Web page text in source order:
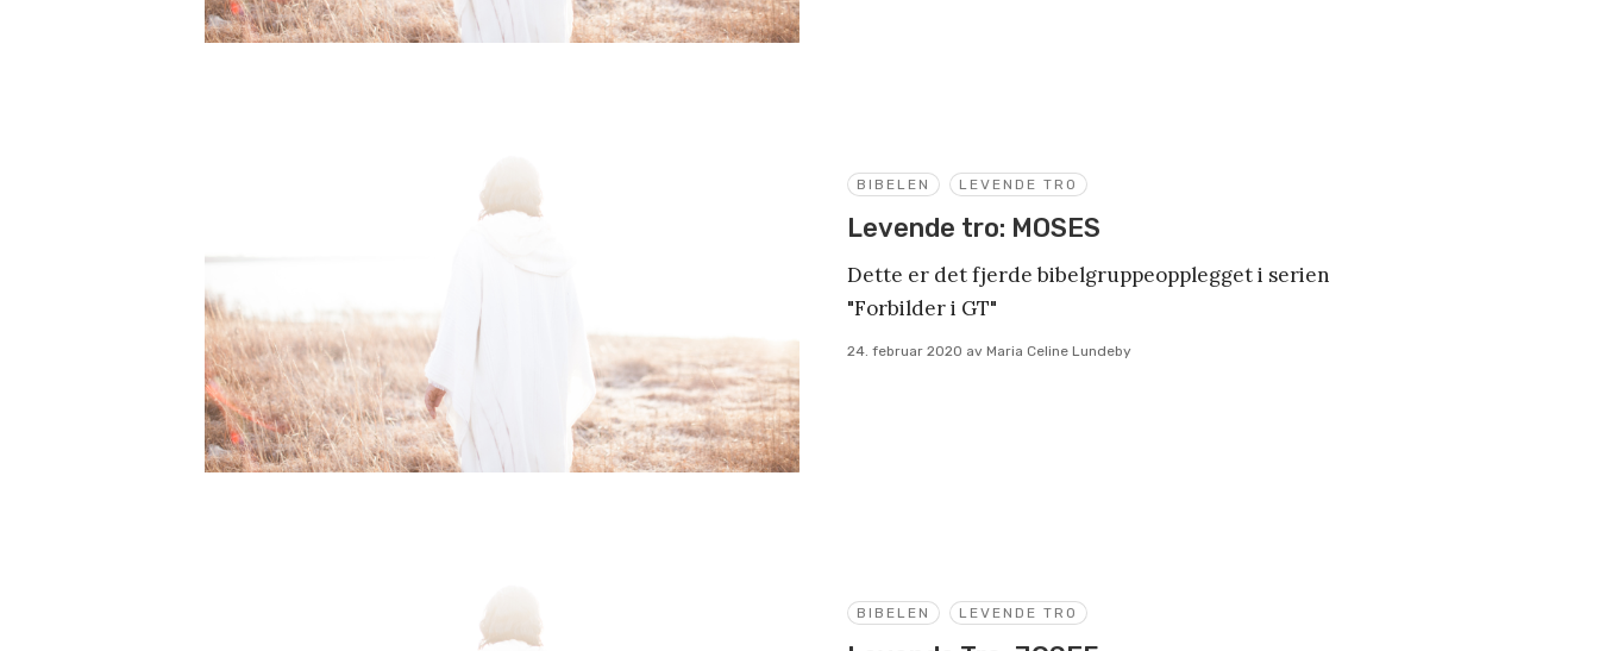
BIBELEN LEVENDE TRO
Levende tro: MOSES
Dette er det fjerde bibelgruppeopplegget i serien
"Forbilder i GT"
24. februar 2020 av Maria Celine Lundeby
BIBELEN LEVENDE TRO